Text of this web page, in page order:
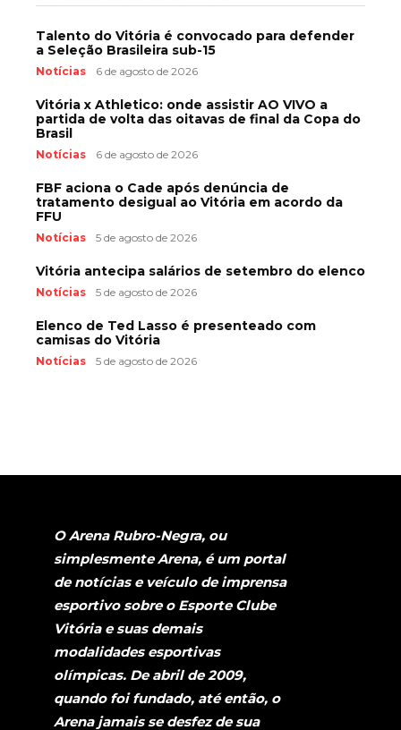
Talento do Vitória é convocado para defender
a Seleção Brasileira sub-15
Notícias 6 de agosto de 2026
Vitória x Athletico: onde assistir AO VIVO a
partida de volta das oitavas de final da Copa do
Brasil
Notícias 6 de agosto de 2026
FBF aciona o Cade após denúncia de
tratamento desigual ao Vitória em acordo da
FFU
Notícias 5 de agosto de 2026
Vitória antecipa salários de setembro do elenco
Notícias 5 de agosto de 2026
Elenco de Ted Lasso é presenteado com
camisas do Vitória
Notícias 5 de agosto de 2026
O Arena Rubro-Negra, ou
simplesmente Arena, é um portal
de notícias e veículo de imprensa
esportivo sobre o Esporte Clube
Vitória e suas demais
modalidades esportivas
olímpicas. De abril de 2009,
quando foi fundado, até então, o
Arena jamais se desfez de sua